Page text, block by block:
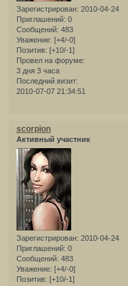
Зарегистрирован: 2010-04-24
Приглашений: 0
Сообщений: 483
Уважение: [+4/-0]
Позитив: [+10/-1]
Провел на форуме:
3 дня 3 часа
Последний визит:
2010-07-07 21:34:51
scorpion
Активный участник
Зарегистрирован: 2010-04-24
Приглашений: 0
Сообщений: 483
Уважение: [+4/-0]
Позитив: [+10/-1]